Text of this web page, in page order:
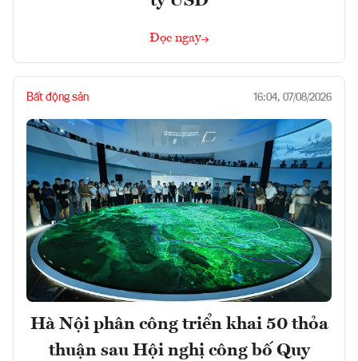
Đọc ngay
Bất động sản 16:04, 07/08/2026
Hà Nội phân công triển khai 50 thỏa
thuận sau Hội nghị công bố Quy